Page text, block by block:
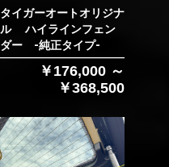
タイガーオートオリジナ
ル ハイラインフェン
ダー -純正タイプ-
￥176,000 ～
￥368,500